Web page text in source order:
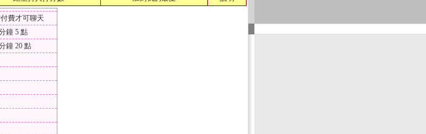
費才可聊天
鐘 5 點
鐘 20 點